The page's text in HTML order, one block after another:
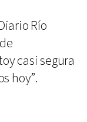
Río
casi segura
hoy”.